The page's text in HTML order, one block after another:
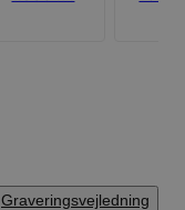
Graveringsvejledning